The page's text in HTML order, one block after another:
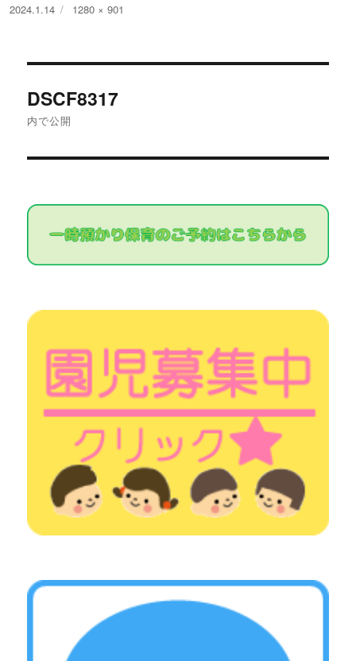
投
2024.1.14
フ
イ
1280 × 901
稿
ゲ
ョ
ン
DSCF8317
内で公開